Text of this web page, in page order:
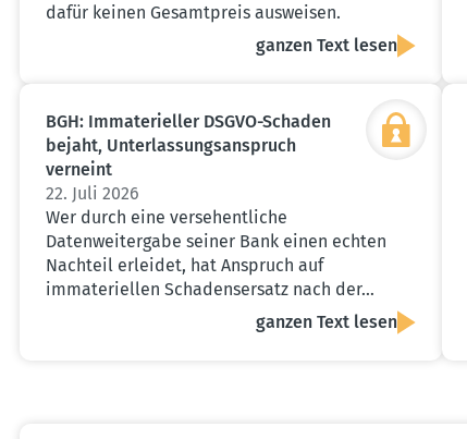
dafür keinen Gesamtpreis ausweisen.
ganzen Text lesen
BGH: Immate­ri­eller DSGVO-Schaden
bejaht, Unter­las­sungs­an­spruch
verneint
22. Juli 2026
Wer durch eine versehentliche
Datenweitergabe seiner Bank einen echten
Nachteil erleidet, hat Anspruch auf
immateriellen Schadensersatz nach der…
ganzen Text lesen